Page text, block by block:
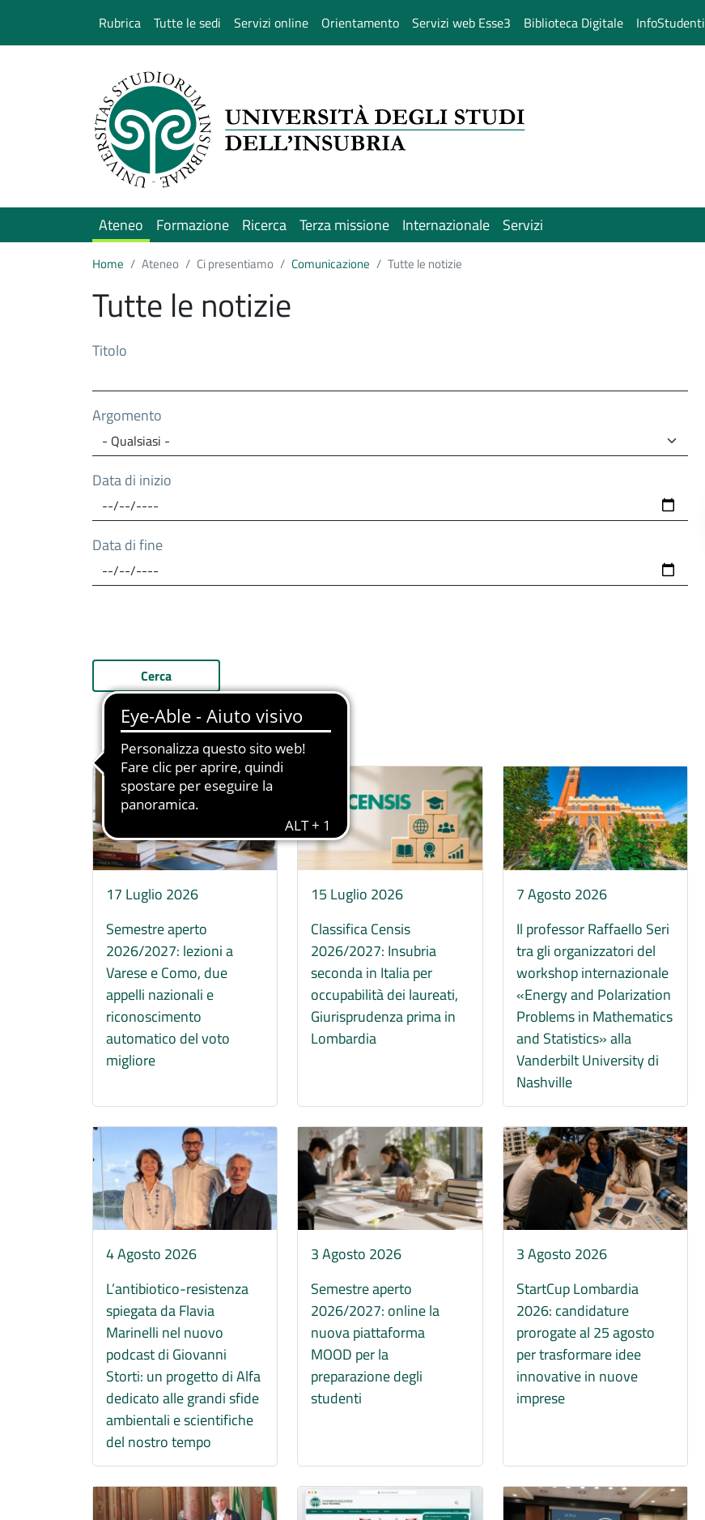
Rubrica Tutte le sedi Servizi online Orientamento Servizi web Esse3 Biblioteca Digitale InfoStudenti
Ateneo Formazione Ricerca Terza missione Internazionale Servizi
Home Ateneo Ci presentiamo Comunicazione Tutte le notizie
Tutte le notizie
Titolo
Argomento
Data di inizio
Data di fine
Cerca
Immagine
17 Luglio 2026
Semestre aperto
2026/2027: lezioni a
Varese e Como, due
appelli nazionali e
riconoscimento
automatico del voto
migliore
Immagine
15 Luglio 2026
Classifica Censis
2026/2027: Insubria
seconda in Italia per
occupabilità dei laureati,
Giurisprudenza prima in
Lombardia
Immagine
7 Agosto 2026
Il professor Raffaello Seri
tra gli organizzatori del
workshop internazionale
«Energy and Polarization
Problems in Mathematics
and Statistics» alla
Vanderbilt University di
Nashville
Immagine
4 Agosto 2026
L’antibiotico-resistenza
spiegata da Flavia
Marinelli nel nuovo
podcast di Giovanni
Storti: un progetto di Alfa
dedicato alle grandi sfide
ambientali e scientifiche
del nostro tempo
Immagine
3 Agosto 2026
Semestre aperto
2026/2027: online la
nuova piattaforma
MOOD per la
preparazione degli
studenti
Immagine
3 Agosto 2026
StartCup Lombardia
2026: candidature
prorogate al 25 agosto
per trasformare idee
innovative in nuove
imprese
Immagine Immagine Immagine